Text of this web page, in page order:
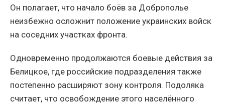
Он полагает, что начало боёв за Доброполье
неизбежно осложнит положение украинских войск
на соседних участках фронта.
Одновременно продолжаются боевые действия за
Белицкое, где российские подразделения также
постепенно расширяют зону контроля. Подоляка
считает, что освобождение этого населённого